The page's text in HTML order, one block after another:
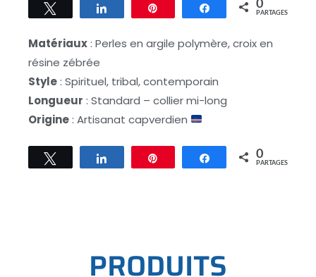
Tweetez Partagez Partagez 0
PARTAGES
Matériaux: Perles en argile polymère, croix en
résine zébrée
Style: Spirituel, tribal, contemporain
Longueur : Standard – collier mi-long
Origine: Artisanat capverdien
Tweetez Partagez Partagez 0
PARTAGES
PRODUITS